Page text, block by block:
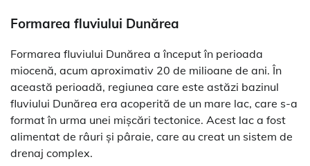
Formarea fluviului Dunărea
Formarea fluviului Dunărea a început în perioada
miocenă, acum aproximativ 20 de milioane de ani. În
această perioadă, regiunea care este astăzi bazinul
fluviului Dunărea era acoperită de un mare lac, care s-a
format în urma unei mișcări tectonice. Acest lac a fost
alimentat de râuri și pâraie, care au creat un sistem de
drenaj complex.